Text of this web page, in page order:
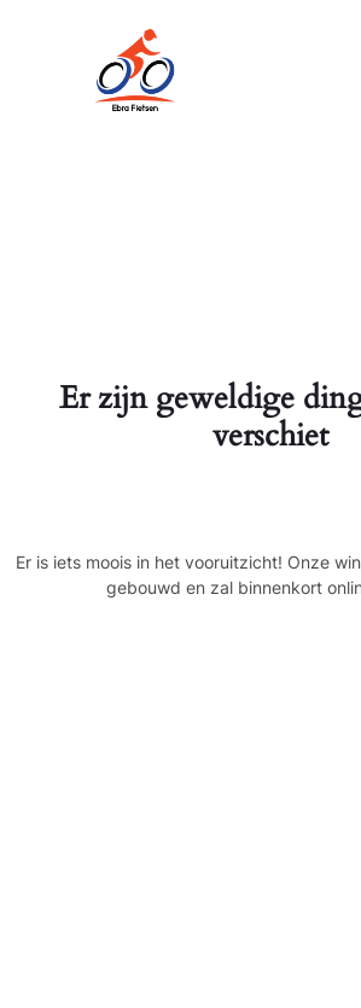
Er zijn geweldige
verschiet
Er is iets moois in het vooruitzicht! Onze
gebouwd en zal binnenkort